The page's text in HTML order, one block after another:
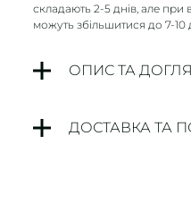
складають2-5 днів, але при
можуть збільшитися до 7-10
ОПИС ТА
ДОСТАВКА ТА